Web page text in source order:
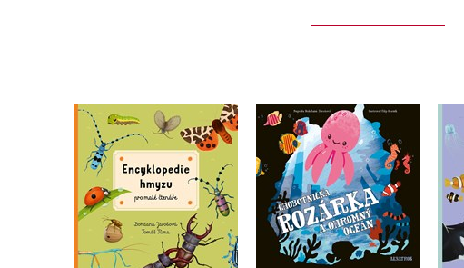
Encyklopedie hmyzu
pro malé čtenáře
Bohdana Jarošová
Chobotnička Rozárka a
ohromný oceán
Bohdana Jarošová